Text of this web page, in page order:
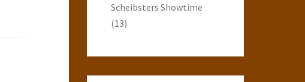
Scheibsters Showtime
(13)